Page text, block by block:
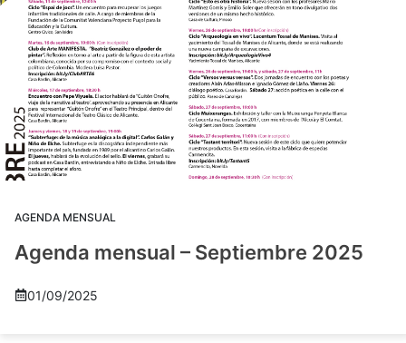
AGENDA MENSUAL
Agenda mensual – Septiembre 2025
01/09/2025